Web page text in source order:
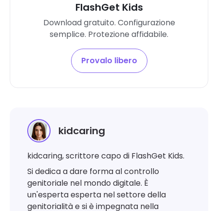
FlashGet Kids
Download gratuito. Configurazione
semplice. Protezione affidabile.
Provalo libero
kidcaring
kidcaring, scrittore capo di FlashGet Kids.
Si dedica a dare forma al controllo
genitoriale nel mondo digitale. È
un'esperta esperta nel settore della
genitorialità e si è impegnata nella